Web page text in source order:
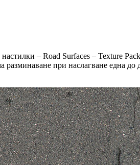
– Road Surfaces – Texture
разминаване при наслагване